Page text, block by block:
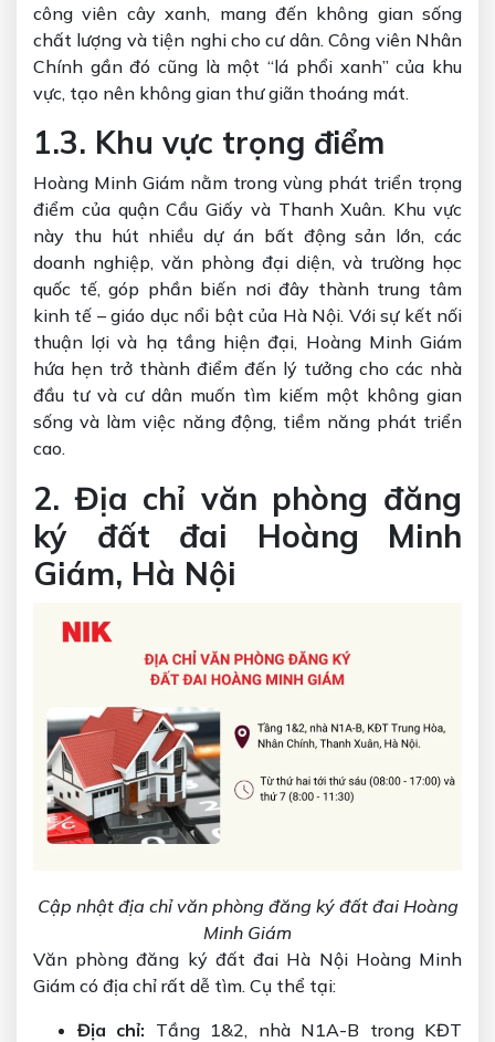
công viên cây xanh, mang đến không gian sống
chất lượng và tiện nghi cho cư dân. Công viên Nhân
Chính gần đó cũng là một “lá phổi xanh” của khu
vực, tạo nên không gian thư giãn thoáng mát.
1.3. Khu vực trọng điểm
Hoàng Minh Giám nằm trong vùng phát triển trọng
điểm của quận Cầu Giấy và Thanh Xuân. Khu vực
này thu hút nhiều dự án bất động sản lớn, các
doanh nghiệp, văn phòng đại diện, và trường học
quốc tế, góp phần biến nơi đây thành trung tâm
kinh tế – giáo dục nổi bật của Hà Nội. Với sự kết nối
thuận lợi và hạ tầng hiện đại, Hoàng Minh Giám
hứa hẹn trở thành điểm đến lý tưởng cho các nhà
đầu tư và cư dân muốn tìm kiếm một không gian
sống và làm việc năng động, tiềm năng phát triển
cao.
2. Địa chỉ văn phòng đăng
ký đất đai Hoàng Minh
Giám, Hà Nội
Cập nhật địa chỉ văn phòng đăng ký đất đai Hoàng
Minh Giám
Văn phòng đăng ký đất đai Hà Nội Hoàng Minh
Giám có địa chỉ rất dễ tìm. Cụ thể tại:
Địa chỉ: Tầng 1&2, nhà N1A-B trong KĐT